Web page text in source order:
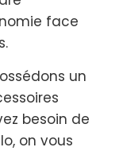
face
un
besoin de
on vous